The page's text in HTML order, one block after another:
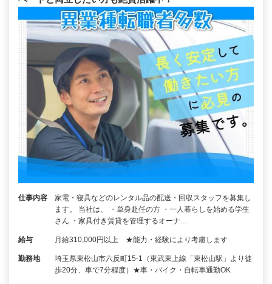
仕事内容
家電・寝具などのレンタル品の配送・回収スタッフを募集し
ます。 当社は、 ・単身赴任の方 ・一人暮らしを始める学生
さん ・家具付き賃貸を管理するオーナ…
給与 月給310,000円以上 ★能力・経験により考慮します
勤務地
埼玉県東松山市六反町15-1（東武東上線「東松山駅」より徒
歩20分、車で7分程度）★車・バイク・自転車通勤OK